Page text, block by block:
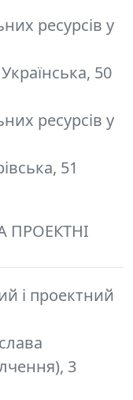
ресурсів у
50
ресурсів у
51
ПРОЕКТНІ
і проектний
3